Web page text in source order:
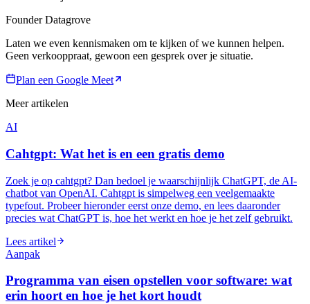
Founder Datagrove
Laten we even kennismaken om te kijken of we kunnen helpen.
Geen verkooppraat, gewoon een gesprek over je situatie.
Plan een Google Meet
Meer artikelen
AI
Cahtgpt: Wat het is en een gratis demo
Zoek je op cahtgpt? Dan bedoel je waarschijnlijk ChatGPT, de AI-
chatbot van OpenAI. Cahtgpt is simpelweg een veelgemaakte
typefout. Probeer hieronder eerst onze demo, en lees daaronder
precies wat ChatGPT is, hoe het werkt en hoe je het zelf gebruikt.
Lees artikel
Aanpak
Programma van eisen opstellen voor software: wat
erin hoort en hoe je het kort houdt